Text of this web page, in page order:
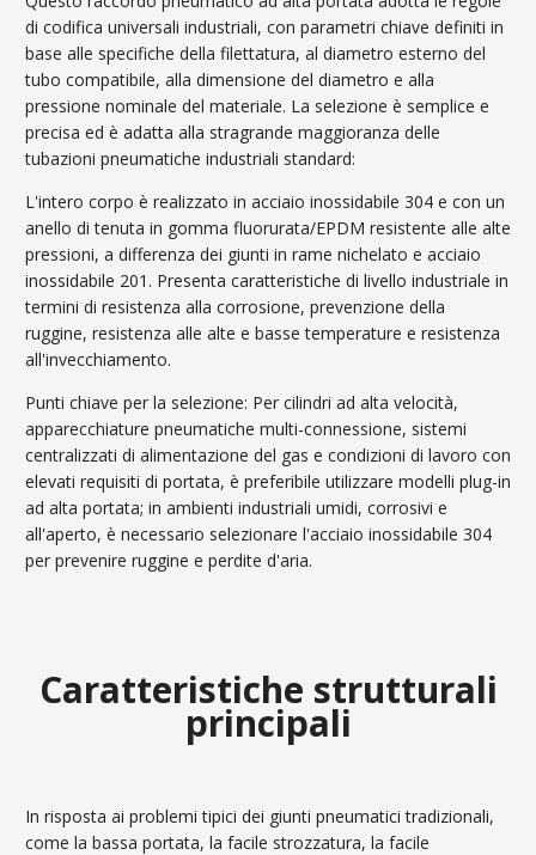
di codifica universali industriali, con parametri chiave definiti in
base alle specifiche della filettatura, al diametro esterno del
tubo compatibile, alla dimensione del diametro e alla
pressione nominale del materiale. La selezione è semplice e
precisa ed è adatta alla stragrande maggioranza delle
tubazioni pneumatiche industriali standard:
L'intero corpo è realizzato in acciaio inossidabile 304 e con un
anello di tenuta in gomma fluorurata/EPDM resistente alle alte
pressioni, a differenza dei giunti in rame nichelato e acciaio
inossidabile 201. Presenta caratteristiche di livello industriale in
termini di resistenza alla corrosione, prevenzione della
ruggine, resistenza alle alte e basse temperature e resistenza
all'invecchiamento.
Punti chiave per la selezione: Per cilindri ad alta velocità,
apparecchiature pneumatiche multi-connessione, sistemi
centralizzati di alimentazione del gas e condizioni di lavoro con
elevati requisiti di portata, è preferibile utilizzare modelli plug-in
ad alta portata; in ambienti industriali umidi, corrosivi e
all'aperto, è necessario selezionare l'acciaio inossidabile 304
per prevenire ruggine e perdite d'aria.
Caratteristiche strutturali
principali
In risposta ai problemi tipici dei giunti pneumatici tradizionali,
come la bassa portata, la facile strozzatura, la facile